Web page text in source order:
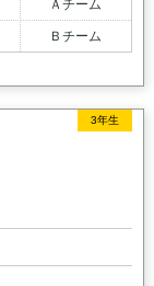
Ａチーム
Ｂチーム
3年生